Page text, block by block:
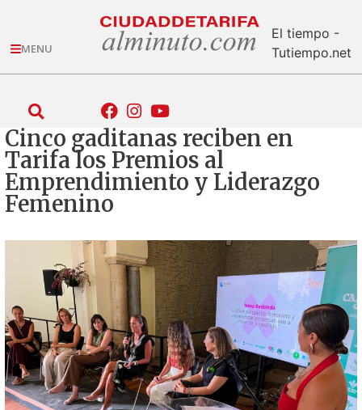
MENU
El tiempo -
Tutiempo.net
Cinco gaditanas reciben en
Tarifa los Premios al
Emprendimiento y Liderazgo
Femenino